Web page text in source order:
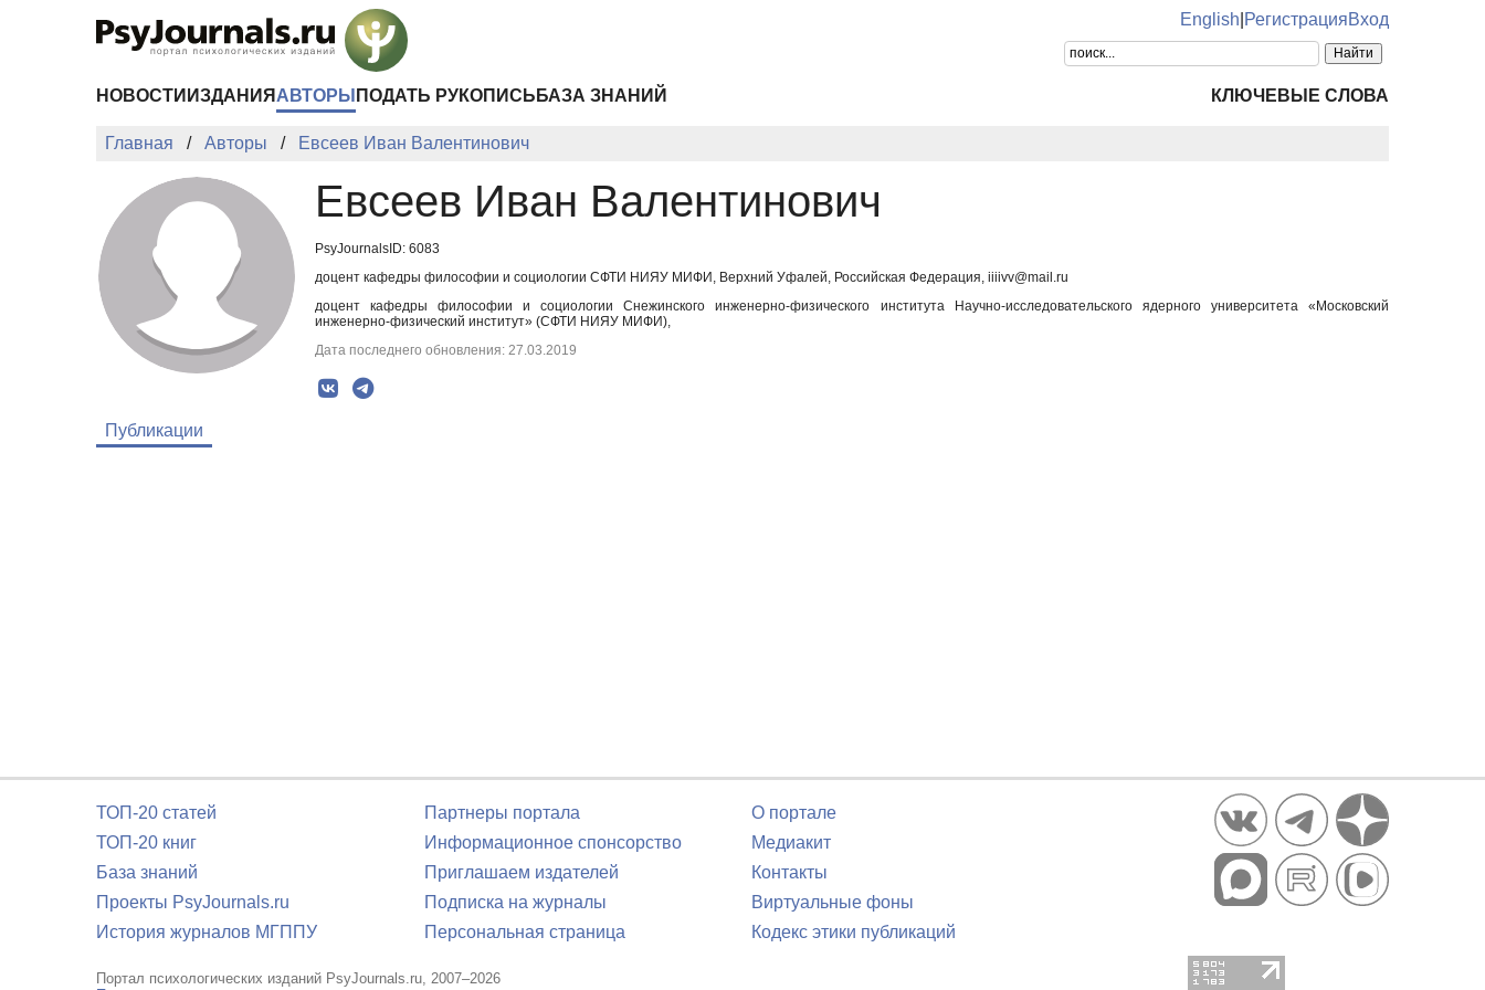
English РегистрацияВход
НОВОСТИ ИЗДАНИЯ АВТОРЫ ПОДАТЬ РУКОПИСЬ БАЗА ЗНАНИЙ КЛЮЧЕВЫЕ СЛОВА
Главная Авторы Евсеев Иван Валентинович
Евсеев Иван Валентинович
PsyJournalsID: 6083
доцент кафедры философии и социологии СФТИ НИЯУ МИФИ, Верхний Уфалей, Российская Федерация, iiiivv@mail.ru
доцент кафедры философии и социологии Снежинского инженерно-физического института Научно-исследовательского ядерного университета «Московский
инженерно-физический институт» (СФТИ НИЯУ МИФИ),
Дата последнего обновления: 27.03.2019
Публикации
ТОП-20 статей
ТОП-20 книг
База знаний
Проекты PsyJournals.ru
История журналов МГППУ
Партнеры портала
Информационное спонсорство
Приглашаем издателей
Подписка на журналы
Персональная страница
О портале
Медиакит
Контакты
Виртуальные фоны
Кодекс этики публикаций
Портал психологических изданий PsyJournals.ru, 2007–2026